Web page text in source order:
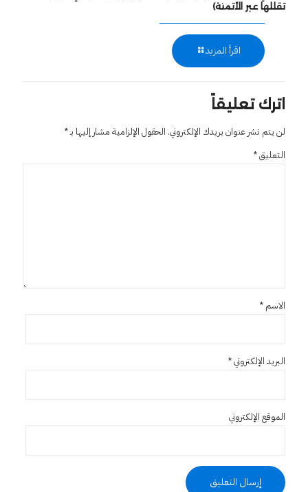
تقللها عبر الأتمتة)
اقرأ المزيد
اترك تعليقاً
لن يتم نشر عنوان بريدك الإلكتروني. الحقول الإلزامية مشار إليها بـ*
التعليق*
الاسم *
البريد الإلكتروني*
الموقع الإلكتروني